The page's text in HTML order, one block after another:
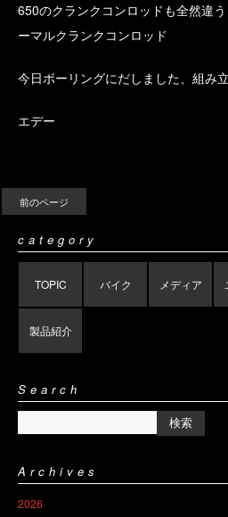
650のクランクコンロッド
ーマルクランクコンロッド
今日ボーリングにだしました、組み
エデー
前のページ
category
TOPIC バイク メディア
製品紹介
Search
Archives
2026